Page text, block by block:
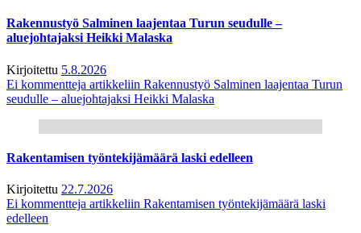
Rakennustyö Salminen laajentaa Turun seudulle –
aluejohtajaksi Heikki Malaska
Kirjoitettu 5.8.2026
Ei kommentteja artikkeliin Rakennustyö Salminen laajentaa Turun
seudulle – aluejohtajaksi Heikki Malaska
Rakentamisen työntekijämäärä laski edelleen
Kirjoitettu 22.7.2026
Ei kommentteja artikkeliin Rakentamisen työntekijämäärä laski
edelleen